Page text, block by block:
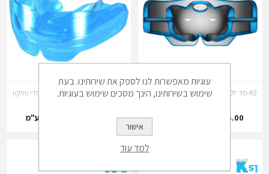
K3-סד לסיום יישור, תיקון הרגלים ושימור
385.00 ₪ לא כולל מע"מ
KO-סד לקביעת נתיב אוויר תפקודי ותיקון
עוגיות מאפשרות לנו לספק את שירותינו. בעת
שימוש בשירותינו, הינך מסכים שימוש בעוגיות.
אישור
למד עוד